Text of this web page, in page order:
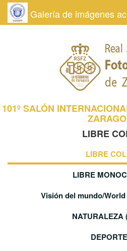
Galería de imágenes
101º SALÓN
LIBRE
LIBRE
LIBRE
Visión del mundo/
NATURALEZA